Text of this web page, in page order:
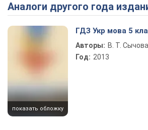
Аналоги другого года
показать обложку
ГДЗ Укр мова 5
Авторы: В. Т.
Год: 2013